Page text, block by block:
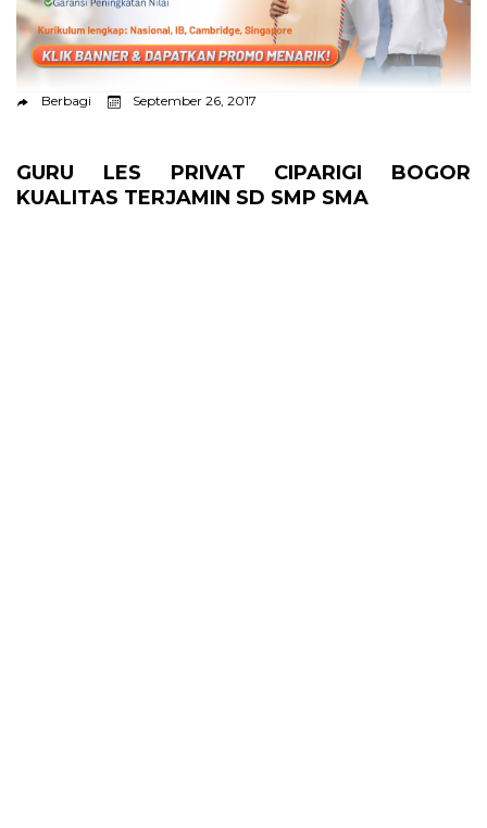
Berbagi September 26, 2017
GURU LES PRIVAT CIPARIGI BOGOR
KUALITAS TERJAMIN SD SMP SMA